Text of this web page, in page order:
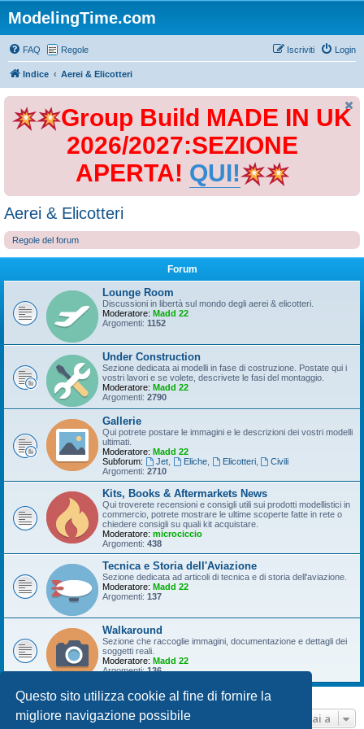
Questo sito utilizza cookie al fine di fornire la
migliore navigazione possibile
ModelingTime.com
FAQ Regole Login
Iscriviti
Indice Aerei & Elicotteri
Group Build MADE IN UK
2026/2027:SEZIONE
APERTA! QUI!
Aerei & Elicotteri
Regole del forum
Forum
Lounge Room
Discussioni in libertà sul mondo degli aerei & elicotteri.
Moderatore: Madd 22
Argomenti: 1152
Under Construction
Sezione dedicata ai modelli in fase di costruzione. Postate qui i
vostri lavori e se volete, descrivete le fasi del montaggio.
Moderatore: Madd 22
Argomenti: 2790
Gallerie
Qui potrete postare le immagini e le descrizioni dei vostri modelli
ultimati.
Moderatore: Madd 22
Subforum:
Jet, Eliche, Elicotteri,
Civili
Argomenti: 2710
Kits, Books & Aftermarkets News
Qui troverete recensioni e consigli utili sui prodotti modellistici in
commercio, potrete mostrare le ultime scoperte fatte in rete o
chiedere consigli su quali kit acquistare.
Moderatore: microciccio
Argomenti: 438
Tecnica e Storia dell'Aviazione
Sezione dedicata ad articoli di tecnica e di storia dell'aviazione.
Moderatore: Madd 22
Argomenti: 137
Walkaround
Sezione che raccoglie immagini, documentazione e dettagli dei
soggetti reali.
Moderatore: Madd 22
Argomenti:136
Vai a